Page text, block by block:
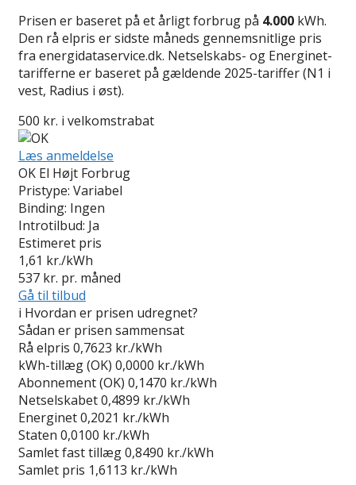
Prisen er baseret på et årligt forbrug på 4.000 kWh.
Den rå elpris er sidste måneds gennemsnitlige pris
fra energidataservice.dk. Netselskabs- og Energinet-
tarifferne er baseret på gældende 2025-tariffer (N1 i
vest, Radius i øst).
500 kr. i velkomstrabat
Læs anmeldelse
OK El Højt Forbrug
Pristype: Variabel
Binding: Ingen
Introtilbud: Ja
Estimeret pris
1,61 kr./kWh
537 kr. pr. måned
Gå til tilbud
i Hvordan er prisen udregnet?
Sådan er prisen sammensat
Rå elpris 0,7623 kr./kWh
kWh-tillæg (OK) 0,0000 kr./kWh
Abonnement (OK) 0,1470 kr./kWh
Netselskabet0,4899 kr./kWh
Energinet0,2021 kr./kWh
Staten 0,0100 kr./kWh
Samlet fast tillæg0,8490 kr./kWh
Samlet pris 1,6113 kr./kWh